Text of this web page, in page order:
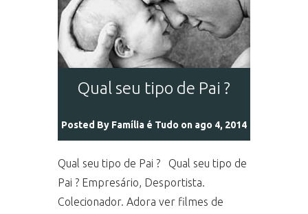
Qual seu tipo de Pai ?
Posted By Família é Tudo on ago 4, 2014
Qual seu tipo de Pai ? Qual seu tipo de
Pai ? Empresário, Desportista.
Colecionador. Adora ver filmes de